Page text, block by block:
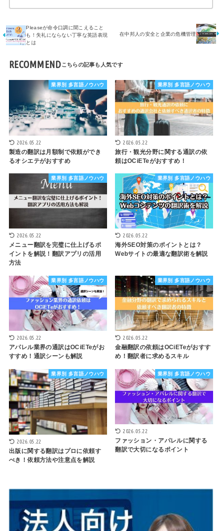
Pleaseが命令口調に聞こえること
も！失礼にならない丁寧な英語表現
とは
在中邦人の安全と企業の危機管理
RECOMMEND
業界別 多言語ノウハウ
2026.05.22
製造の翻訳は月額制で依頼ができ
るオシエテがおすすめ
業界別 多言語ノウハウ
2026.05.22
旅行・観光分野に関する通訳の依
頼はOCiETeがおすすめ！
業界別 多言語ノウハウ
2026.05.22
メニュー翻訳を完璧に仕上げるポ
イントを解説！翻訳アプリの活用
方法
業界別 多言語ノウハウ
2026.05.22
海外SEO対策のポイントとは？
Webサイトの最適な翻訳術を解説
業界別 多言語ノウハウ
2026.05.22
アパレル業界の通訳はOCiETeがお
すすめ！通訳シーンも解説
業界別 多言語ノウハウ
2026.05.22
金融翻訳の依頼はOCiETeがおすす
め！翻訳者に求めるスキル
業界別 多言語ノウハウ
2026.05.22
出版に関する翻訳はプロに依頼す
べき！依頼方法や注意点を解説
業界別 多言語ノウハウ
2026.05.22
ファッション・アパレルに関する
翻訳で大切になるポイント